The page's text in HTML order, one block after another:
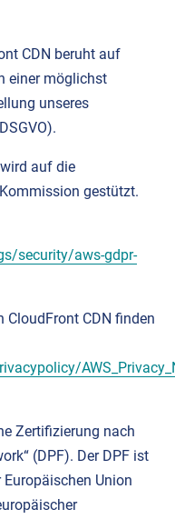
CDN beruht auf
einer möglichst
unseres
auf die
gestützt.
security/aws-gdpr-
CDN finden
Zertifizierung nach
(DPF). Der DPF ist
Union